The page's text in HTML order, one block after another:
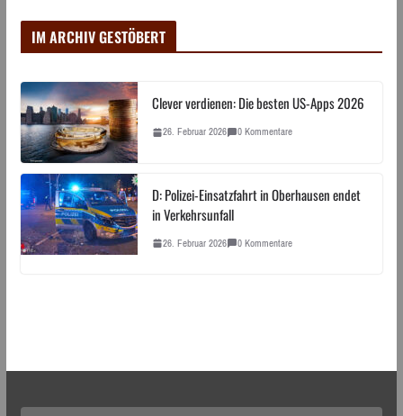
IM ARCHIV GESTÖBERT
Clever verdienen: Die besten US-Apps 2026
26. Februar 2026 0 Kommentare
D: Polizei-Einsatzfahrt in Oberhausen endet
in Verkehrsunfall
26. Februar 2026 0 Kommentare